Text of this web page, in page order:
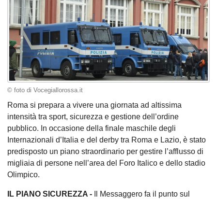
© foto di Vocegiallorossa.it
Roma si prepara a vivere una giornata ad altissima
intensità tra sport, sicurezza e gestione dell’ordine
pubblico. In occasione della finale maschile degli
Internazionali d’Italia e del derby tra Roma e Lazio, è stato
predisposto un piano straordinario per gestire l’afflusso di
migliaia di persone nell’area del Foro Italico e dello stadio
Olimpico.
IL PIANO SICUREZZA - Il Messaggero fa il punto sul